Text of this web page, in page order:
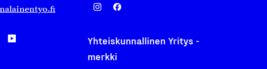
Yhteiskunnallinen Yritys -
merkki